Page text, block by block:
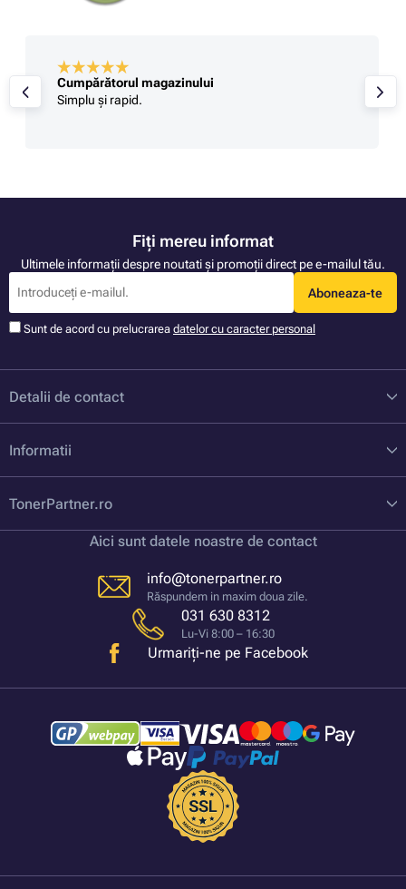
Cumpărătorul magazinului
Simplu și rapid.
Fiți mereu informat
Ultimele informații despre noutati și promoții direct pe e-mailul tău.
Aboneaza-te
Sunt de acord cu prelucrarea datelor cu caracter personal
Detalii de contact
Informatii
TonerPartner.ro
Aici sunt datele noastre de contact
info@tonerpartner.ro
Răspundem in maxim doua zile.
031 630 8312
Lu-Vi 8:00 – 16:30
Urmariți-ne pe Facebook